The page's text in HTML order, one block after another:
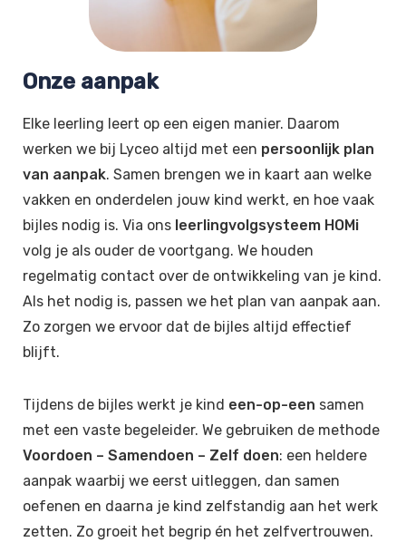
Onze aanpak
Elke leerling leert op een eigen manier. Daarom
werken we bij Lyceo altijd met een persoonlijk plan
van aanpak. Samen brengen we in kaart aan welke
vakken en onderdelen jouw kind werkt, en hoe vaak
bijles nodig is. Via ons leerlingvolgsysteem HOMi
volg je als ouder de voortgang. We houden
regelmatig contact over de ontwikkeling van je kind.
Als het nodig is, passen we het plan van aanpak aan.
Zo zorgen we ervoor dat de bijles altijd effectief
blijft.
Tijdens de bijles werkt je kind een-op-een samen
met een vaste begeleider. We gebruiken de methode
Voordoen – Samendoen – Zelf doen: een heldere
aanpak waarbij we eerst uitleggen, dan samen
oefenen en daarna je kind zelfstandig aan het werk
zetten. Zo groeit het begrip én het zelfvertrouwen.